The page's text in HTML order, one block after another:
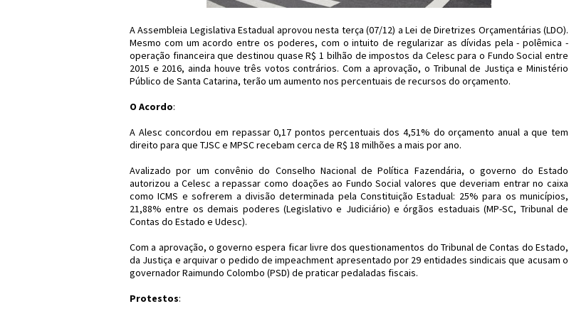
A Assembleia Legislativa Estadual aprovou nesta terça (07/12) a Lei de Diretrizes Orçamentárias (LDO).
Mesmo com um acordo entre os poderes, com o intuito de regularizar as dívidas pela - polêmica -
operação financeira que destinou quase R$ 1 bilhão de impostos da Celesc para o Fundo Social entre
2015 e 2016, ainda houve três votos contrários. Com a aprovação, o Tribunal de Justiça e Ministério
Público de Santa Catarina, terão um aumento nos percentuais de recursos do orçamento.
O Acordo:
A Alesc concordou em repassar 0,17 pontos percentuais dos 4,51% do orçamento anual a que tem
direito para que TJSC e MPSC recebam cerca de R$ 18 milhões a mais por ano.
Avalizado por um convênio do Conselho Nacional de Política Fazendária, o governo do Estado
autorizou a Celesc a repassar como doações ao Fundo Social valores que deveriam entrar no caixa
como ICMS e sofrerem a divisão determinada pela Constituição Estadual: 25% para os municípios,
21,88% entre os demais poderes (Legislativo e Judiciário) e órgãos estaduais (MP-SC, Tribunal de
Contas do Estado e Udesc).
Com a aprovação, o governo espera ficar livre dos questionamentos do Tribunal de Contas do Estado,
da Justiça e arquivar o pedido de impeachment apresentado por 29 entidades sindicais que acusam o
governador Raimundo Colombo (PSD) de praticar pedaladas fiscais.
Protestos: